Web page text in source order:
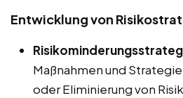
Entwicklung von
Maßnahmen und
oder Eliminierung von